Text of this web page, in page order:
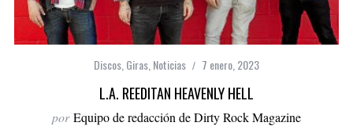
Discos Giras Noticias 7 enero, 2023
L.A. REEDITAN HEAVENLY HELL
por Equipo de redacción de Dirty Rock Magazine